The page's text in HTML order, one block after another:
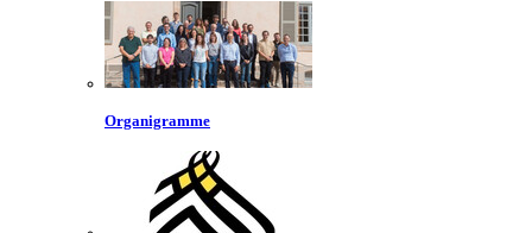
Organigramme